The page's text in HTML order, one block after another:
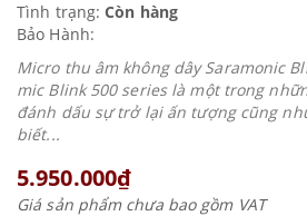
Tình trạng: Còn hàng
Bảo Hành:
Micro thu âm không dây Saramonic
mic Blink 500 series là một trong
đánh dấu sự trở lại ấn tượng cũng
biết...
5.950.000₫
Giá sản phẩm chưa bao gồm VAT